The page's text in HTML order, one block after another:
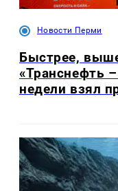
Новости Перми
Быстрее,
«Транснефть
недели взял